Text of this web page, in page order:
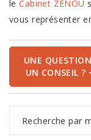
leCabinet ZENOU
vous représenter
UNE
UN CONSEIL ?